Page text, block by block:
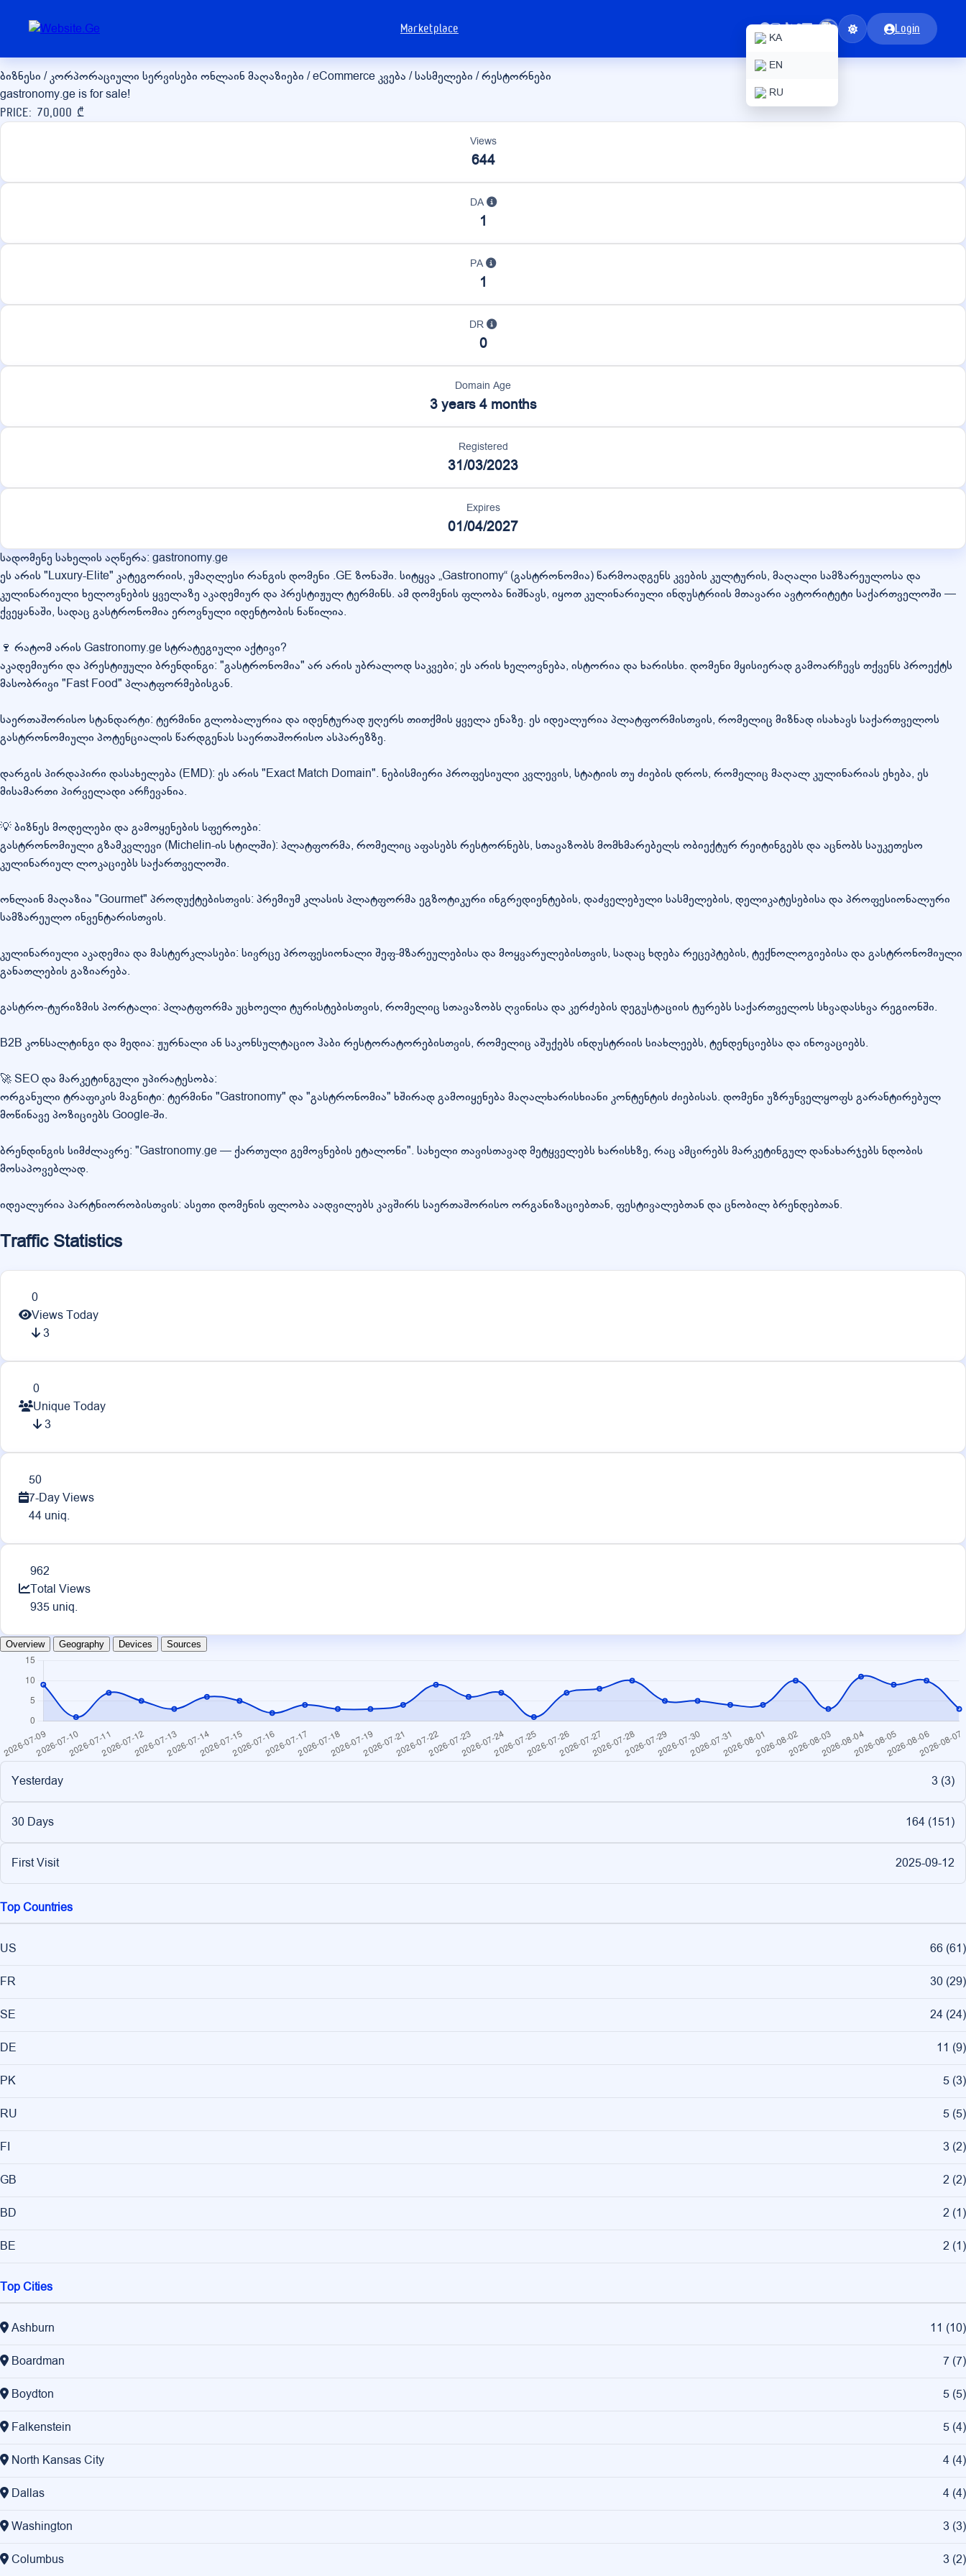
Marketplace
KA
EN
RU
Login
gastronomy.ge
ბიზნესი / კორპორაციული სერვისები ონლაინ მაღაზიები / eCommerce კვება / სასმელები / რესტორნები
gastronomy.ge is for sale!
Price: 70,000 ₾
Views
644
DA
1
PA
1
DR
0
Domain Age
3 years 4 months
Registered
31/03/2023
Expires
01/04/2027
სადომენე სახელის აღწერა: gastronomy.ge
ეს არის "Luxury-Elite" კატეგორიის, უმაღლესი რანგის დომენი .GE ზონაში. სიტყვა „Gastronomy“ (გასტრონომია) წარმოადგენს კვების კულტურის, მაღალი სამზარეულოსა და
კულინარიული ხელოვნების ყველაზე აკადემიურ და პრესტიჟულ ტერმინს. ამ დომენის ფლობა ნიშნავს, იყოთ კულინარიული ინდუსტრიის მთავარი ავტორიტეტი საქართველოში —
ქვეყანაში, სადაც გასტრონომია ეროვნული იდენტობის ნაწილია.
🍷 რატომ არის Gastronomy.ge სტრატეგიული აქტივი?
აკადემიური და პრესტიჟული ბრენდინგი: "გასტრონომია" არ არის უბრალოდ საკვები; ეს არის ხელოვნება, ისტორია და ხარისხი. დომენი მყისიერად გამოარჩევს თქვენს პროექტს
მასობრივი "Fast Food" პლატფორმებისგან.
საერთაშორისო სტანდარტი: ტერმინი გლობალურია და იდენტურად ჟღერს თითქმის ყველა ენაზე. ეს იდეალურია პლატფორმისთვის, რომელიც მიზნად ისახავს საქართველოს
გასტრონომიული პოტენციალის წარდგენას საერთაშორისო ასპარეზზე.
დარგის პირდაპირი დასახელება (EMD): ეს არის "Exact Match Domain". ნებისმიერი პროფესიული კვლევის, სტატიის თუ ძიების დროს, რომელიც მაღალ კულინარიას ეხება, ეს
მისამართი პირველადი არჩევანია.
💡 ბიზნეს მოდელები და გამოყენების სფეროები:
გასტრონომიული გზამკვლევი (Michelin-ის სტილში): პლატფორმა, რომელიც აფასებს რესტორნებს, სთავაზობს მომხმარებელს ობიექტურ რეიტინგებს და აცნობს საუკეთესო
კულინარიულ ლოკაციებს საქართველოში.
ონლაინ მაღაზია "Gourmet" პროდუქტებისთვის: პრემიუმ კლასის პლატფორმა ეგზოტიკური ინგრედიენტების, დაძველებული სასმელების, დელიკატესებისა და პროფესიონალური
სამზარეულო ინვენტარისთვის.
კულინარიული აკადემია და მასტერკლასები: სივრცე პროფესიონალი შეფ-მზარეულებისა და მოყვარულებისთვის, სადაც ხდება რეცეპტების, ტექნოლოგიებისა და გასტრონომიული
განათლების გაზიარება.
გასტრო-ტურიზმის პორტალი: პლატფორმა უცხოელი ტურისტებისთვის, რომელიც სთავაზობს ღვინისა და კერძების დეგუსტაციის ტურებს საქართველოს სხვადასხვა რეგიონში.
B2B კონსალტინგი და მედია: ჟურნალი ან საკონსულტაციო ჰაბი რესტორატორებისთვის, რომელიც აშუქებს ინდუსტრიის სიახლეებს, ტენდენციებსა და ინოვაციებს.
🚀 SEO და მარკეტინგული უპირატესობა:
ორგანული ტრაფიკის მაგნიტი: ტერმინი "Gastronomy" და "გასტრონომია" ხშირად გამოიყენება მაღალხარისხიანი კონტენტის ძიებისას. დომენი უზრუნველყოფს გარანტირებულ
მოწინავე პოზიციებს Google-ში.
ბრენდინგის სიმძლავრე: "Gastronomy.ge — ქართული გემოვნების ეტალონი". სახელი თავისთავად მეტყველებს ხარისხზე, რაც ამცირებს მარკეტინგულ დანახარჯებს ნდობის
მოსაპოვებლად.
იდეალურია პარტნიორობისთვის: ასეთი დომენის ფლობა აადვილებს კავშირს საერთაშორისო ორგანიზაციებთან, ფესტივალებთან და ცნობილ ბრენდებთან.
Traffic Statistics
0
Views Today
3
0
Unique Today
3
50
7-Day Views
44 uniq.
962
Total Views
935 uniq.
Overview Geography Devices Sources
Yesterday 3 (3)
30 Days 164 (151)
First Visit 2025-09-12
Top Countries
US 66 (61)
FR 30 (29)
SE 24 (24)
DE 11 (9)
PK 5 (3)
RU 5 (5)
FI 3 (2)
GB 2 (2)
BD 2 (1)
BE 2 (1)
Top Cities
Ashburn 11 (10)
Boardman 7 (7)
Boydton 5 (5)
Falkenstein 5 (4)
North Kansas City 4 (4)
Dallas 4 (4)
Washington 3 (3)
Columbus 3 (2)